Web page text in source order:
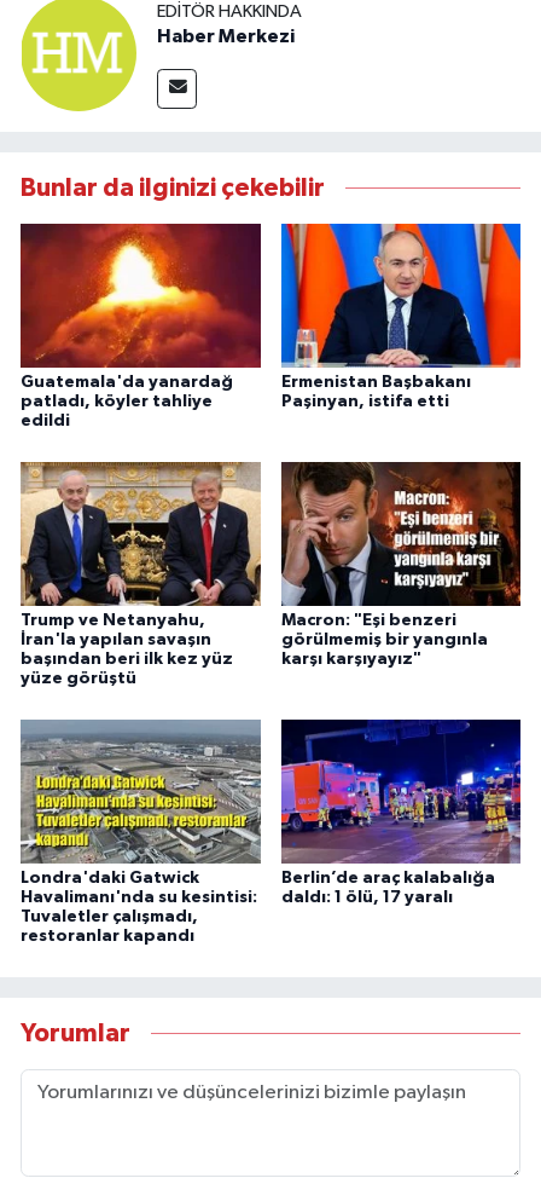
EDITÖR HAKKINDA
Haber Merkezi
Bunlar da ilginizi çekebilir
Guatemala'da yanardağ
patladı, köyler tahliye
edildi
Ermenistan Başbakanı
Paşinyan, istifa etti
Trump ve Netanyahu,
İran'la yapılan savaşın
başından beri ilk kez yüz
yüze görüştü
Macron: "Eşi benzeri
görülmemiş bir yangınla
karşı karşıyayız"
Londra'daki Gatwick
Havalimanı'nda su kesintisi:
Tuvaletler çalışmadı,
restoranlar kapandı
Berlin’de araç kalabalığa
daldı: 1 ölü, 17 yaralı
Yorumlar